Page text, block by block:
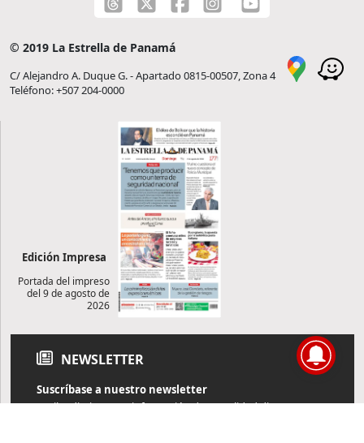
© 2019 La Estrella de Panamá
C/ Alejandro A. Duque G. - Apartado 0815-00507, Zona 4
Teléfono: +507 204-0000
Edición Impresa
Portada del impreso
del 9 de agosto de
2026
NEWSLETTER
Suscríbase a nuestro newsletter
Reciba diariamente información de actualidad directamente en